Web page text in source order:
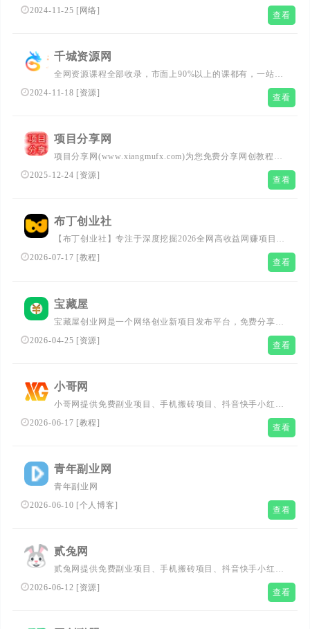
钱，助力网络赚钱创业，找项目就来梦帆创业网，小项目创
2024-11-25 [ 网络] 查看
千城资源网
全网资源课程全部收录，市面上90%以上的课都有，一站式
终身学习，每天都在更新最新课程。千城资源网专注于知识
创业服务，为万千互联网创业者打造最新最有用的知识库，
2024-11-18 [资源] 查看
项目分享网
项目分享网(www.xiangmufx.com)为您免费分享网创教程和
网创项目、网创经验、创业交流、副业经验交流等，整合了
知识付费VIP创业课程和自媒体、拼多多、淘宝电商营销教
2025-12-24 [资源] 查看
布丁创业社
【布丁创业社】专注于深度挖掘2026全网高收益网赚项目与
暴利副业资源，提供小项目创业指南、搬砖项目实操教程、
及赚钱项目资源共享。高收益网上赚钱项目每日更新，助您
社，与同行共享硬核搞钱信息差，轻松打破收入天花板！
2026-07-17 [教程] 查看
宝藏屋
宝藏屋创业网是一个网络创业新项目发布平台，免费分享网
络副业项目、电商课程、软件工具、知识付费VIP创业课
程、AI创业教程与工具等，帮助大家获取最新创业项目信
2026-04-25 [资源] 查看
小哥网
小哥网提供免费副业项目、手机搬砖项目、抖音快手小红书
无货源电商，抖音引流工具、网站源码、软件源码、技术教
程、无人直播等等网络资源分享，是全网最大的资源网！
2026-06-17 [教程] 查看
青年副业网
青年副业网
2026-06-10 [个人博客] 查看
贰兔网
贰兔网提供免费副业项目、手机搬砖项目、抖音快手小红书
无货源电商，抖音引流工具、网站源码、软件源码、技术教
程、无人直播等等网络资源分享，是全网最大的资源网！
2026-06-12 [资源] 查看